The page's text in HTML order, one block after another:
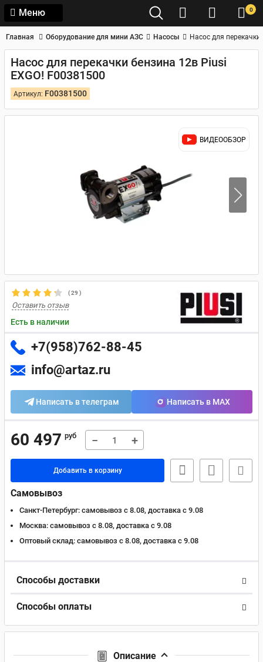
Меню 0
Главная Оборудование для мини АЗС Насосы Насос для
Насос для перекачки бензина 12в Piusi
EXGO! F00381500
Артикул: F00381500
ВИДЕООБЗОР
(29 )
Оставить отзыв
Есть в наличии
+7(958)762-88-45
info@artaz.ru
Написать в телеграм Написать в MAX
60 497 руб − +
Добавить в корзину
Самовывоз
Санкт-Петербург: самовывоз с 8.08, доставка c 9.08
Москва: самовывоз с 8.08, доставка c 9.08
Оптовый склад: самовывоз с 8.08, доставка c 9.08
Способы доставки
Способы оплаты
Описание